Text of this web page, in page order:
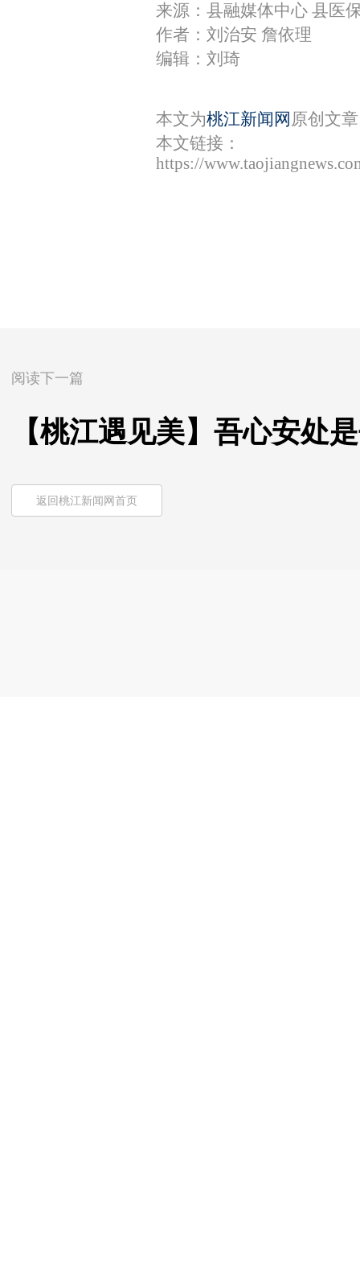
来源：县融媒体中心 县医
作者：刘治安 詹依理
编辑：刘琦
本文为桃江新闻网 原创文
本文链接：
https://
阅读下一篇
【桃江遇见美】吾心安处
返回桃江新闻网首页